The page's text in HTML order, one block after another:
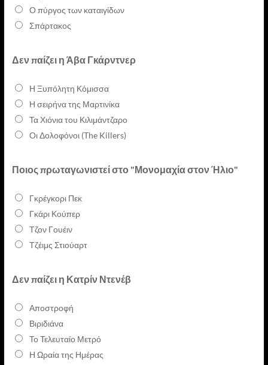
Ο πύργος των καταιγίδων
Σπάρτακος
Δεν παίζει η Άβα Γκάρντνερ
Η Ξυπόλητη Κόμισσα
Η σειρήνα της Μαρτινίκα
Τα Χιόνια του Κιλιμάντζαρο
Οι Δολοφόνοι (The Killers)
Ποιος πρωταγωνιστεί στο "Μονομαχία στον Ήλιο"
Γκρέγκορι Πεκ
Γκάρι Κούπερ
Τζον Γουέιν
Τζέιμς Στιούαρτ
Δεν παίζει η Κατρίν Ντενέβ
Αποστροφή
Βιριδιάνα
Το Τελευταίο Μετρό
Η Ωραία της Ημέρας